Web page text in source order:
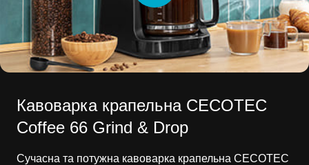
Кавоварка крапельна CECOTEC
Coffee 66 Grind & Drop
Сучасна та потужна кавоварка крапельна CECOTEC